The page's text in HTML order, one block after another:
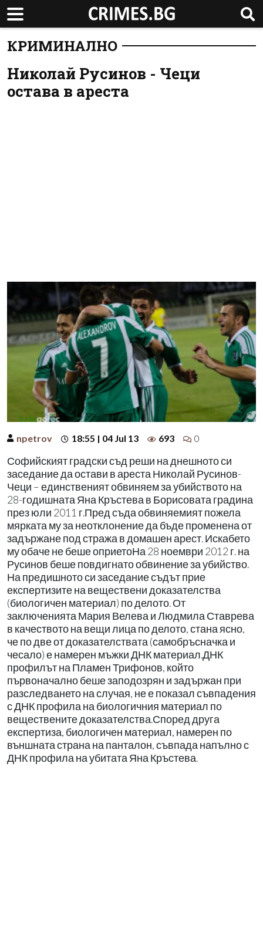
КРИМИНАЛНО
Николай Русинов - Чеци
остава в ареста
npetrov 18:55 | 04 Jul 13 693 0
Софийският градски съд реши на днешното си
заседание да остави в ареста Николай Русинов-
Чеци – единственият обвиняем за убийството на
28-годишната Яна Кръстева в Борисовата градина
през юли 2011 г.Пред съда обвиняемият пожела
мярката му за неотклонение да бъде променена от
задържане под стража в домашен арест. Искабето
му обаче не беше оприетоНа 28 ноември 2012 г. на
Русинов беше повдигнато обвинение за убийство.
На предишното си заседание съдът прие
експертизите на веществени доказателства
(биологичен материал) по делото. От
заключенията Мария Велева и Людмила Ставрева
в качеството на вещи лица по делото, стана ясно,
че по две от доказателствата (самобръсначка и
чесало) е намерен мъжки ДНК материал.ДНК
профилът на Пламен Трифонов, който
първоначално беше заподозрян и задържан при
разследването на случая, не е показал съвпадения
с ДНК профила на биологичния материал по
веществените доказателства.Според друга
експертиза, биологичен материал, намерен по
външната страна на панталон, съвпада напълно с
ДНК профила на убитата Яна Кръстева.